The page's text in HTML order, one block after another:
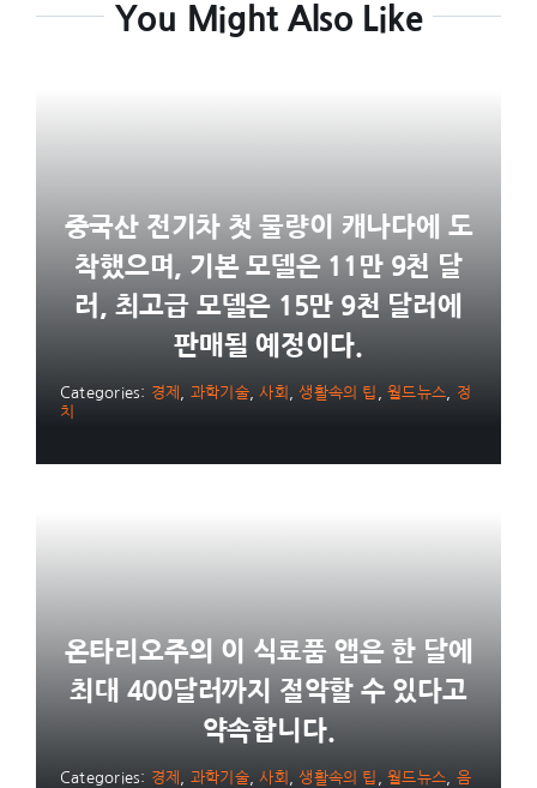
You Might Also Like
중국산 전기차 첫 물량이 캐나다에 도
착했으며, 기본 모델은 11만 9천 달
러, 최고급 모델은 15만 9천 달러에
판매될 예정이다.
Categories: 경제 과학기술,사회 ,생활속의 팁 ,월드뉴스
정
치
온타리오주의 이 식료품 앱은 한 달에
최대 400달러까지 절약할 수 있다고
약속합니다.
Categories: 경제 과학기술,사회 ,생활속의 팁 ,월드뉴스
음